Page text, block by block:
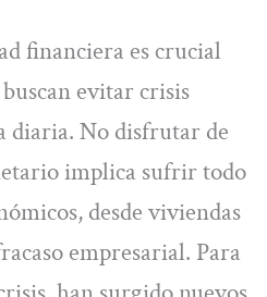
financiera es crucial
evitar crisis
diaria. No disfrutar de
implica sufrir todo
desde viviendas
empresarial. Para